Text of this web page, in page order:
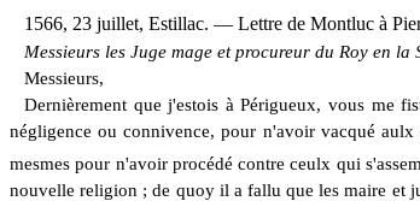
1566, 23 juillet, Estillac. — Lettre de Montluc à
Messieurs les Juge mage et procureur du Roy en
Messieurs,
Dernièrement que j'estois à Périgueux, vous me
négligence ou connivence, pour n'avoir vacqué
mesmes pour n'avoir procédé contre ceulx qui
nouvelle religion ; de quoy il a fallu que les maire et